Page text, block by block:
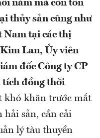
năm mà còn tổn
thủy sản cũng như
Nam tại các thị
Lan, Ủy viên
đốc Công ty CP
đồng thời
khó khăn trước mắt
hải sản, cần cải
lý tàu thuyền